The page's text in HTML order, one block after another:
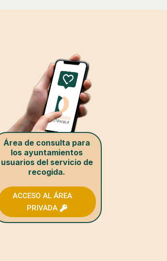
Área de consulta para
los ayuntamientos
usuarios del servicio de
recogida.
ACCESO AL ÁREA
PRIVADA